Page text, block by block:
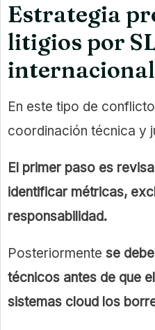
Estrategia
litigios por
internacional
En este tipo de
coordinación técnica y
El primer paso es
identificar métricas,
responsabilidad.
Posteriormente se
técnicos antes de que
sistemas cloud los